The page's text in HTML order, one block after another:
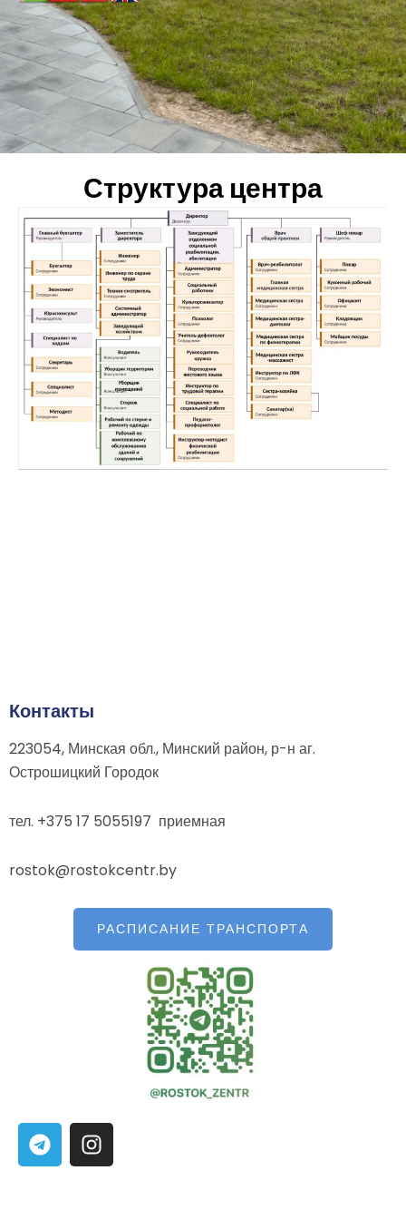
Структура центра
Контакты
223054, Минская обл., Минский район, р-н аг.
Острошицкий Городок
тел. +375 17 5055197 приемная
rostok@rostokcentr.by
РАСПИСАНИЕ ТРАНСПОРТА
T
e
l
I
n
s